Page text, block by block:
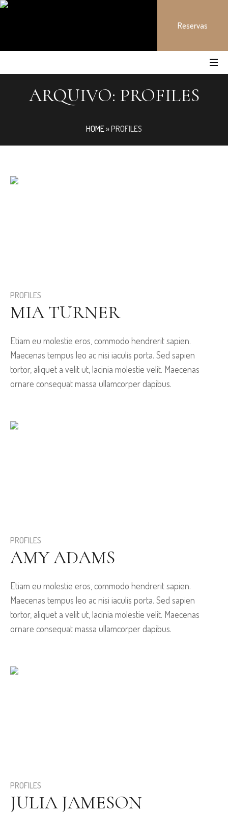
Reservas
ARQUIVO: PROFILES
HOME»PROFILES
PROFILES
MIA TURNER
Etiam eu molestie eros, commodo hendrerit sapien.
Maecenas tempus leo ac nisi iaculis porta. Sed sapien
tortor, aliquet a velit ut, lacinia molestie velit. Maecenas
ornare consequat massa ullamcorper dapibus.
PROFILES
AMY ADAMS
Etiam eu molestie eros, commodo hendrerit sapien.
Maecenas tempus leo ac nisi iaculis porta. Sed sapien
tortor, aliquet a velit ut, lacinia molestie velit. Maecenas
ornare consequat massa ullamcorper dapibus.
PROFILES
JULIA JAMESON